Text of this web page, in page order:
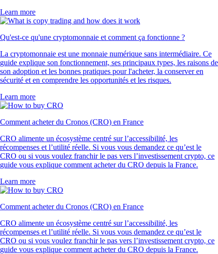
Learn more
Qu'est-ce qu'une cryptomonnaie et comment ça fonctionne ?
La cryptomonnaie est une monnaie numérique sans intermédiaire. Ce
guide explique son fonctionnement, ses principaux types, les raisons de
son adoption et les bonnes pratiques pour l'acheter, la conserver en
sécurité et en comprendre les opportunités et les risques.
Learn more
Comment acheter du Cronos (CRO) en France
CRO alimente un écosystème centré sur l’accessibilité, les
récompenses et l’utilité réelle. Si vous vous demandez ce qu’est le
CRO ou si vous voulez franchir le pas vers l’investissement crypto, ce
guide vous explique comment acheter du CRO depuis la France.
Learn more
Comment acheter du Cronos (CRO) en France
CRO alimente un écosystème centré sur l’accessibilité, les
récompenses et l’utilité réelle. Si vous vous demandez ce qu’est le
CRO ou si vous voulez franchir le pas vers l’investissement crypto, ce
guide vous explique comment acheter du CRO depuis la France.